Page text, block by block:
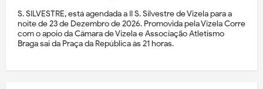
S. SILVESTRE, está agendada a II S. Silvestre de Vizela para a
noite de 23 de Dezembro de 2026. Promovida pela Vizela Corre
com o apoio da Câmara de Vizela e Associação Atletismo
Braga sai da Praça da República às 21 horas.